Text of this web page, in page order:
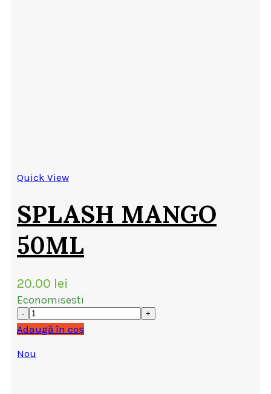
Quick View
SPLASH MANGO
50ML
20.00 lei
Economisesti
Adaugă în coș
Nou